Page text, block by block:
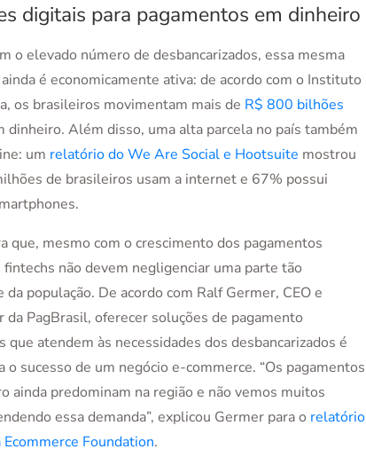
digitais para pagamentos em dinheiro
o elevado número de desbancarizados, essa mesma
é economicamente ativa: de acordo com o Instituto
os brasileiros movimentam mais de R$ 800 bilhões
dinheiro. Além disso, uma alta parcela no país também
um relatório do We Are Social e Hootsuite mostrou
de brasileiros usam a internet e 67% possui
que, mesmo com o crescimento dos pagamentos
fintechs não devem negligenciar uma parte tão
população. De acordo com Ralf Germer, CEO e
da PagBrasil, oferecer soluções de pagamento
que atendem às necessidades dos desbancarizados é
o sucesso de um negócio e-commerce. “Os pagamentos
ainda predominam na região e não vemos muitos
essa demanda”, explicou Germer para o relatório
Foundation.